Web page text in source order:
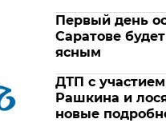
Первый день
Саратове
ясным
ДТП с
Рашкина и
новые